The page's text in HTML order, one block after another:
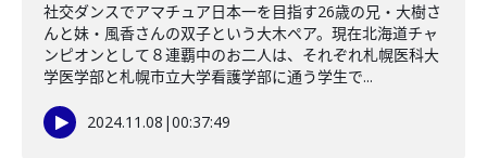
社交ダンスでアマチュア日本一を目指す26歳の兄・大樹さ
んと妹・風香さんの双子という大木ペア。現在北海道チャ
ンピオンとして８連覇中のお二人は、それぞれ札幌医科大
学医学部と札幌市立大学看護学部に通う学生で...
2024.11.08 |00:37:49